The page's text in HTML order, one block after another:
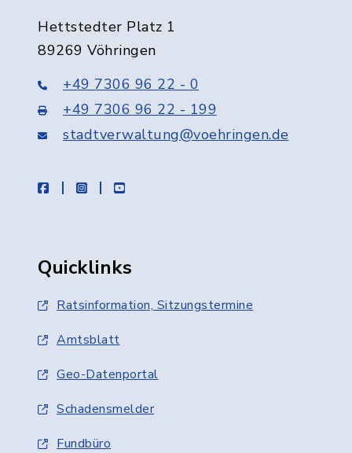
Hettstedter Platz 1
89269 Vöhringen
+49 7306 96 22 - 0
+49 7306 96 22 - 199
stadtverwaltung@voehringen.de
facebookinstagramyoutube
Quicklinks
Ratsinformation, Sitzungstermine
Amtsblatt
Geo-Datenportal
Schadensmelder
Fundbüro